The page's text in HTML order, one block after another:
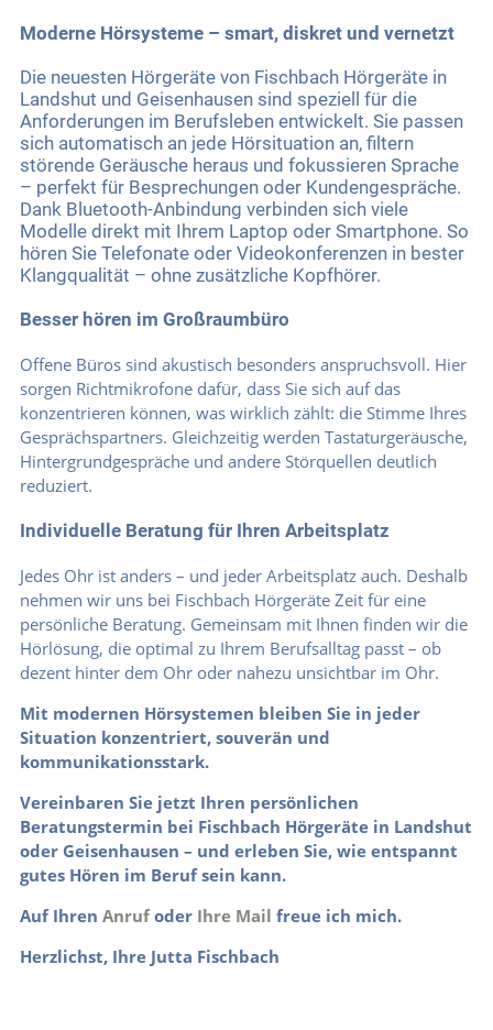
Moderne Hörsysteme – smart, diskret und vernetzt
Die neuesten Hörgeräte von Fischbach Hörgeräte in
Landshut und Geisenhausen sind speziell für die
Anforderungen im Berufsleben entwickelt. Sie passen
sich automatisch an jede Hörsituation an, filtern
störende Geräusche heraus und fokussieren Sprache
– perfekt für Besprechungen oder Kundengespräche.
Dank Bluetooth-Anbindung verbinden sich viele
Modelle direkt mit Ihrem Laptop oder Smartphone. So
hören Sie Telefonate oder Videokonferenzen in bester
Klangqualität – ohne zusätzliche Kopfhörer.
Besser hören im Großraumbüro
Offene Büros sind akustisch besonders anspruchsvoll. Hier
sorgen Richtmikrofone dafür, dass Sie sich auf das
konzentrieren können, was wirklich zählt: die Stimme Ihres
Gesprächspartners. Gleichzeitig werden Tastaturgeräusche,
Hintergrundgespräche und andere Störquellen deutlich
reduziert.
Individuelle Beratung für Ihren Arbeitsplatz
Jedes Ohr ist anders – und jeder Arbeitsplatz auch. Deshalb
nehmen wir uns bei Fischbach Hörgeräte Zeit für eine
persönliche Beratung. Gemeinsam mit Ihnen finden wir die
Hörlösung, die optimal zu Ihrem Berufsalltag passt – ob
dezent hinter dem Ohr oder nahezu unsichtbar im Ohr.
Mit modernen Hörsystemen bleiben Sie in jeder
Situation konzentriert, souverän und
kommunikationsstark.
Vereinbaren Sie jetzt Ihren persönlichen
Beratungstermin bei Fischbach Hörgeräte in Landshut
oder Geisenhausen – und erleben Sie, wie entspannt
gutes Hören im Beruf sein kann.
Auf Ihren Anrufoder Ihre Mail freue ich mich.
Herzlichst, Ihre Jutta Fischbach